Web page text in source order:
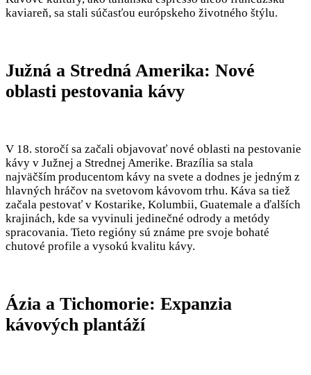
kaviareň, sa stali súčasťou európskeho životného štýlu.
Južná a Stredná Amerika: Nové
oblasti pestovania kávy
V 18. storočí sa začali objavovať nové oblasti na pestovanie
kávy v Južnej a Strednej Amerike. Brazília sa stala
najväčším producentom kávy na svete a dodnes je jedným z
hlavných hráčov na svetovom kávovom trhu. Káva sa tiež
začala pestovať v Kostarike, Kolumbii, Guatemale a ďalších
krajinách, kde sa vyvinuli jedinečné odrody a metódy
spracovania. Tieto regióny sú známe pre svoje bohaté
chutové profile a vysokú kvalitu kávy.
Ázia a Tichomorie: Expanzia
kávových plantáží